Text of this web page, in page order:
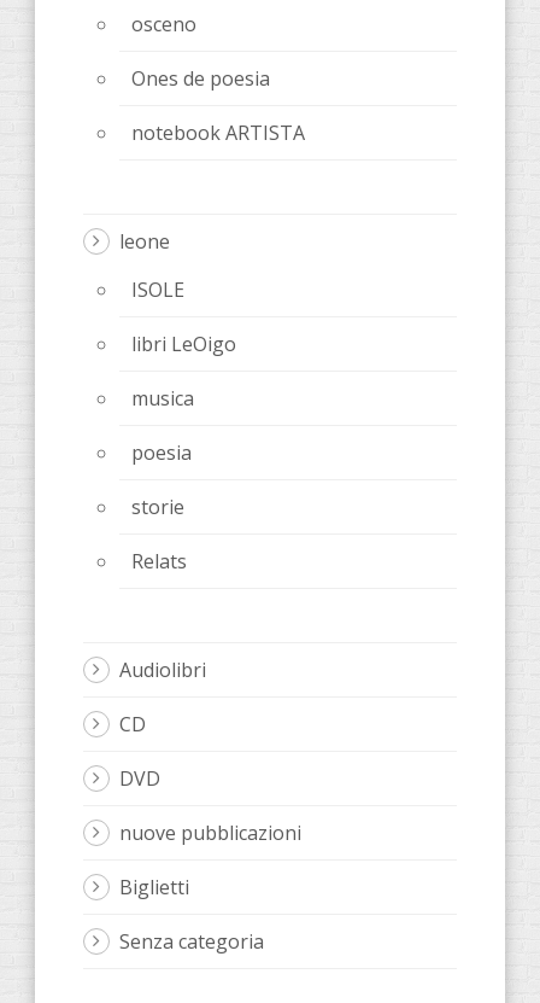
osceno
Ones de poesia
notebook ARTISTA
leone
ISOLE
libri LeOigo
musica
poesia
storie
Relats
Audiolibri
CD
DVD
nuove pubblicazioni
Biglietti
Senza categoria